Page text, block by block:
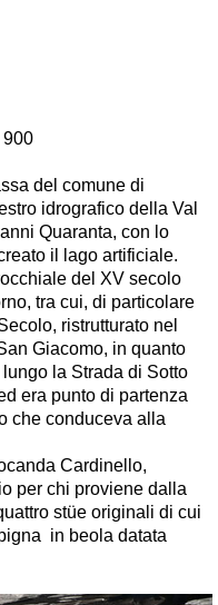
900
del comune di
idrografico della Val
Quaranta, con lo
il lago artificiale.
del XV secolo
tra cui, di particolare
ristrutturato nel
Giacomo, in quanto
la Strada di Sotto
era punto di partenza
che conduceva alla
Cardinello,
per chi proviene dalla
stüe originali di cui
in beola datata